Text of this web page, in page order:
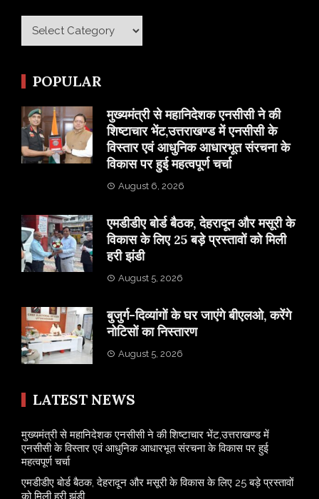
Category
POPULAR
मुख्यमंत्री से महानिदेशक एनसीसी ने की
शिष्टाचार भेंट,उत्तराखण्ड में एनसीसी के
विस्तार एवं आधुनिक आधारभूत संरचना के
विकास पर हुई महत्वपूर्ण चर्चा
August 6, 2026
एमडीडीए बोर्ड बैठक, देहरादून और मसूरी के
विकास के लिए 25 बड़े प्रस्तावों को मिली
हरी झंडी
August 5, 2026
बुजुर्ग-दिव्यांगों के घर जाएंगे बीएलओ, करेंगे
नोटिसों का निस्तारण
August 5, 2026
LATEST NEWS
मुख्यमंत्री से महानिदेशक एनसीसी ने की शिष्टाचार भेंट,उत्तराखण्ड में
एनसीसी के विस्तार एवं आधुनिक आधारभूत संरचना के विकास पर हुई
महत्वपूर्ण चर्चा
एमडीडीए बोर्ड बैठक, देहरादून और मसूरी के विकास के लिए 25 बड़े प्रस्तावों
को मिली हरी झंडी